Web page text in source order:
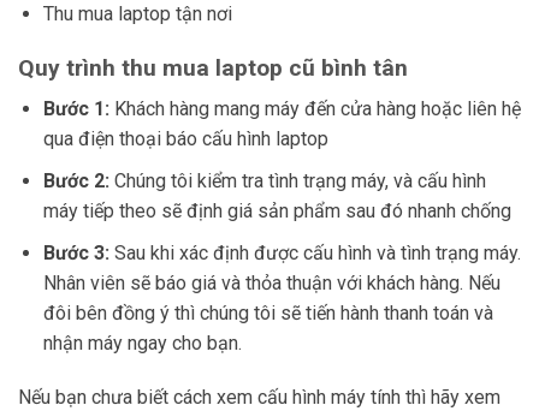
Thu mua laptop tận nơi
Quy trình thu mua laptop cũ bình tân
Bước 1: Khách hàng mang máy đến cửa hàng hoặc liên hệ
qua điện thoại báo cấu hình laptop
Bước 2: Chúng tôi kiểm tra tình trạng máy, và cấu hình
máy tiếp theo sẽ định giá sản phẩm sau đó nhanh chống
Bước 3: Sau khi xác định được cấu hình và tình trạng máy.
Nhân viên sẽ báo giá và thỏa thuận với khách hàng. Nếu
đôi bên đồng ý thì chúng tôi sẽ tiến hành thanh toán và
nhận máy ngay cho bạn.
Nếu bạn chưa biết cách xem cấu hình máy tính thì hãy xem